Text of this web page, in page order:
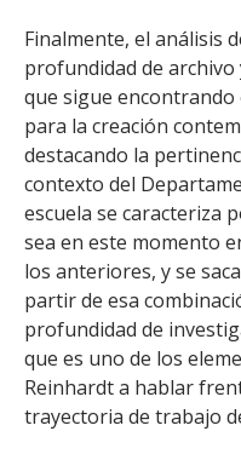
Finalmente, el análisis
profundidad de
que sigue
para la creación
destacando la
contexto del
escuela se caracteriza
sea en este momento
los anteriores, y se
partir de esa
profundidad de
que es uno de los
Reinhardt a hablar
trayectoria de trabajo